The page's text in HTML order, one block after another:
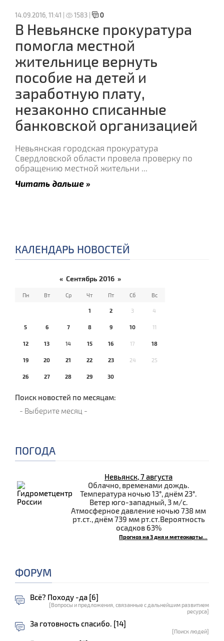
14.09.2016, 11:41 | 1583 | 0
В Невьянске прокуратура
помогла местной
жительнице вернуть
пособие на детей и
заработную плату,
незаконно списанные
банковской организацией
Невьянская городская прокуратура
Свердловской области провела проверку по
обращению местной жительни ...
Читать дальше »
КАЛЕНДАРЬ НОВОСТЕЙ
« Сентябрь 2016 »
Пн Вт Ср Чт Пт Сб Вс
1 2 3 4
5 6 7 8 9 10 11
12 13 14 15 16 17 18
19 20 21 22 23 24 25
26 27 28 29 30
Поиск новостей по месяцам:
ПОГОДА
Невьянск, 7 августа
Облачно, временами дождь.
Температура ночью 13°, днём 23°.
Ветер юго-западный, 3 м/с.
Атмосферное давление ночью 738 мм
рт.ст., днём 739 мм рт.ст.Вероятность
осадков 63%
Прогноз на 3 дня и метеокарты...
ФОРУМ
Всё? Походу -да [6]
[Вопросы и предложения, связанные с дальнейшим развитием
ресурса]
За готовность спасибо. [14]
[Поиск людей]